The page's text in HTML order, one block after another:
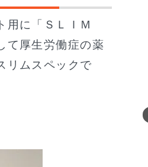
用に「ＳＬＩＭ
て厚生労働症の薬
リムスペックで